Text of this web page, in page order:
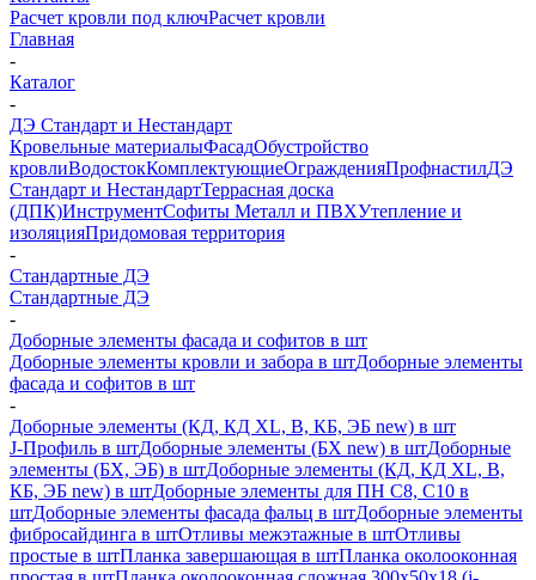
Расчет кровли под ключРасчет кровли
Главная
-
Каталог
-
ДЭ Стандарт и Нестандарт
Кровельные материалыФасадОбустройство
кровлиВодостокКомплектующиеОгражденияПрофнастилДЭ
Стандарт и НестандартТеррасная доска
(ДПК)ИнструментСофиты Металл и ПВХУтепление и
изоляцияПридомовая территория
-
Стандартные ДЭ
Стандартные ДЭ
-
Доборные элементы фасада и софитов в шт
Доборные элементы кровли и забора в штДоборные элементы
фасада и софитов в шт
-
Доборные элементы (КД, КД XL, В, КБ, ЭБ new) в шт
J-Профиль в штДоборные элементы (БХ new) в штДоборные
элементы (БХ, ЭБ) в штДоборные элементы (КД, КД XL, В,
КБ, ЭБ new) в штДоборные элементы для ПН С8, С10 в
штДоборные элементы фасада фальц в штДоборные элементы
фибросайдинга в штОтливы межэтажные в штОтливы
простые в штПланка завершающая в штПланка околооконная